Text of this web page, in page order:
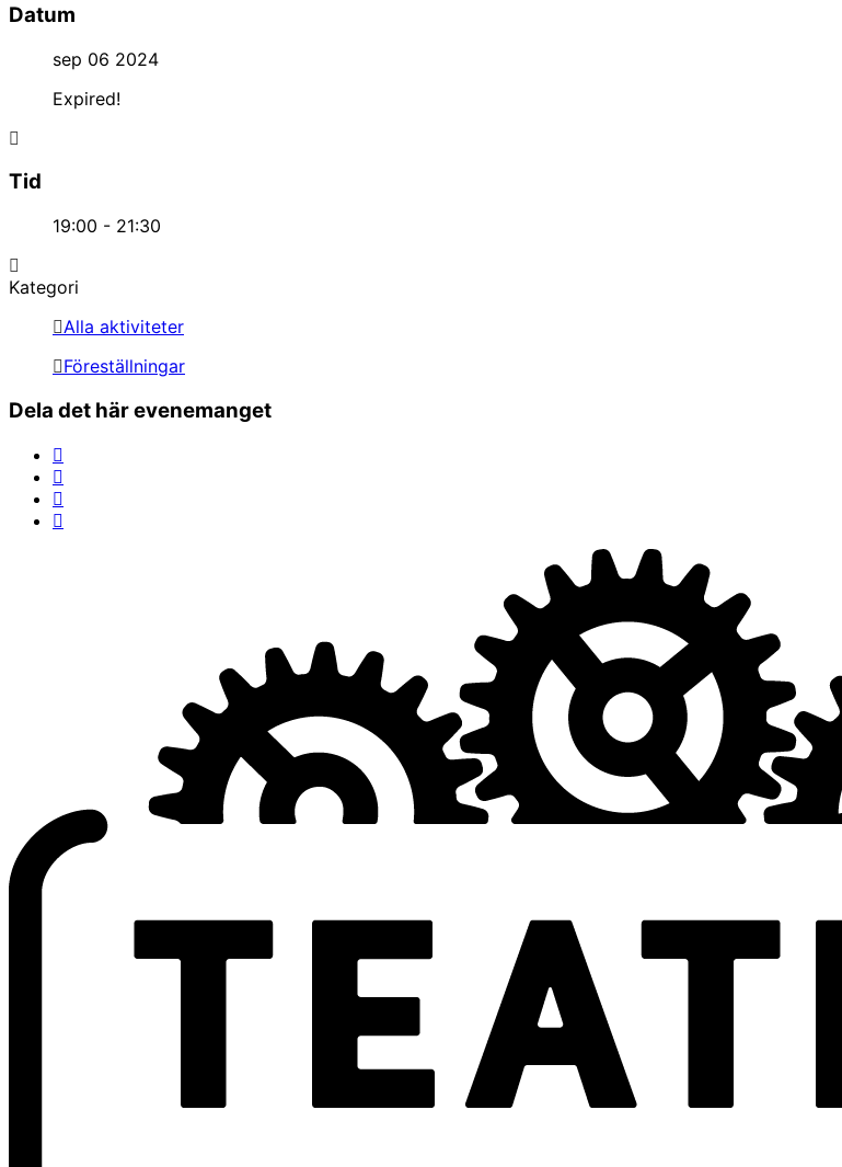
Datum
sep 06 2024
Expired!
Tid
19:00 - 21:30
Kategori
Alla aktiviteter
Föreställningar
Dela det här evenemanget